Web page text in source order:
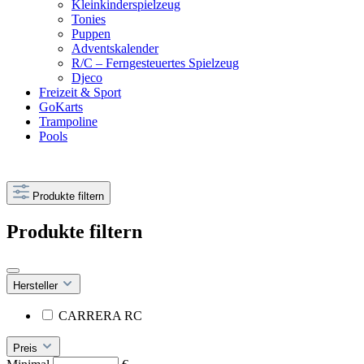
Kleinkinderspielzeug
Tonies
Puppen
Adventskalender
R/C – Ferngesteuertes Spielzeug
Djeco
Freizeit & Sport
GoKarts
Trampoline
Pools
Produkte filtern
Produkte filtern
Hersteller
CARRERA RC
Preis